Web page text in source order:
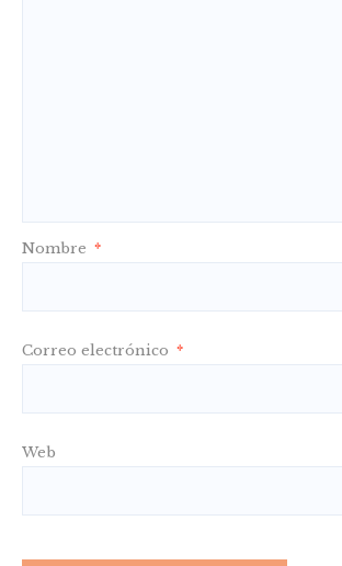
Nombre *
Correo electrónico *
Web